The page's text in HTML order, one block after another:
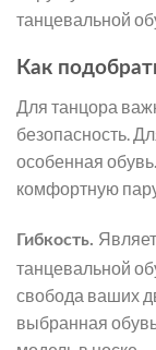
танцевальной
Как
Для танцора
безопасность.
особенная
комфортную
Гибкость.
танцевальной
свобода ваших
выбранная обувь